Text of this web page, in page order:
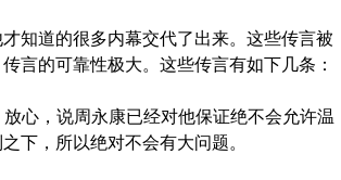
知道的很多内幕交代了出来。这些传言被
言的可靠性极大。这些传言有如下几条：
心，说周永康已经对他保证绝不会允许温
下，所以绝对不会有大问题。